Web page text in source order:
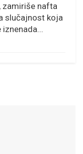
zamiriše nafta
slučajnost koja